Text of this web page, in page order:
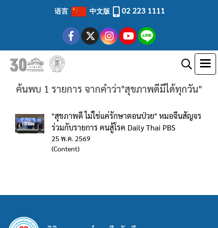
语言 中文版 02 223 1111
ค้นพบ 1 รายการ จากคำว่า"สุขภาพดีมีได้ทุกวัน"
"สุขภาพดี ไม่ใช่แค่รักษาตอนป่วย" หมอจีนสัญจร
ร่วมกับรายการ คนสู้โรค Daily Thai PBS
25 พ.ค. 2569
(Content)